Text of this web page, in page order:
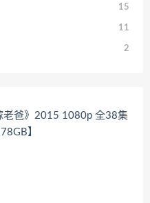
15
11
2
老爸》2015 1080p 全38集
】